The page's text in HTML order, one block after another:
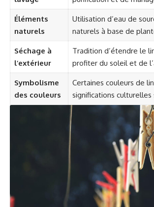
Éléments
naturels
Utilisation d’eau de
naturels à base de
Séchage à
l’extérieur
Tradition d’étendre le
profiter du soleil et de
Symbolisme
des couleurs
Certaines couleurs de
significations culturelles